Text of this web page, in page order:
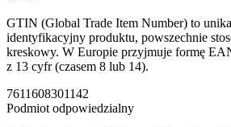
GTIN (Global Trade Item Number) to
identyfikacyjny produktu, powszechnie
kreskowy. W Europie przyjmuje formę
z 13 cyfr (czasem 8 lub 14).
7611608301142
Podmiot odpowiedzialny